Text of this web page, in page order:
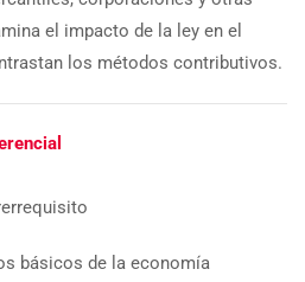
el impacto de la ley en el
los métodos contributivos.
básicos de la economía